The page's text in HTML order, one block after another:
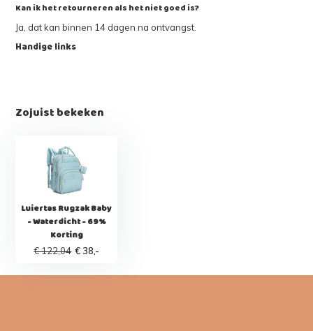
Kan ik het retourneren als het niet goed is?
Ja, dat kan binnen 14 dagen na ontvangst.
Handige links
Zojuist bekeken
Luiertas Rugzak Baby
- Waterdicht - 69%
Korting
€ 122,04 € 38,-